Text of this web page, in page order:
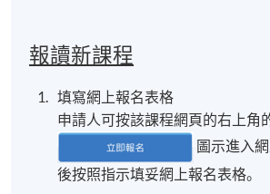
報讀新課程
填寫網上報名表格
申請人可按該課程網頁的右上角
圖示進入
後按照指示填妥網上報名表格。